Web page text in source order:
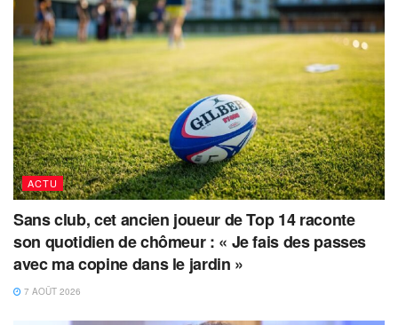
ACTU
Sans club, cet ancien joueur de Top 14 raconte
son quotidien de chômeur : « Je fais des passes
avec ma copine dans le jardin »
7 AOÛT 2026